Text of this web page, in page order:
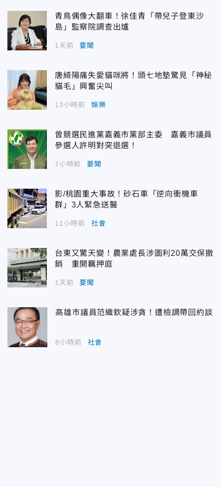
青鳥偶像大翻車！徐佳青「帶兒子登東沙
島」監察院調查出爐
1天前 要聞
唐綺陽痛失愛貓咪將！頭七地墊驚見「神秘
貓毛」興奮尖叫
13小時前 娛樂
曾競選民進黨嘉義市黨部主委 嘉義市議員
參選人許明對突退選！
7小時前 要聞
影/桃園重大事故！砂石車「逆向衝機車
群」3人緊急送醫
11小時前 社會
台東又驚天變！農業處長涉圖利20萬交保撤
銷 重開羈押庭
1天前 要聞
高雄市議員范織欽疑涉貪！遭檢調帶回約談
8小時前 社會